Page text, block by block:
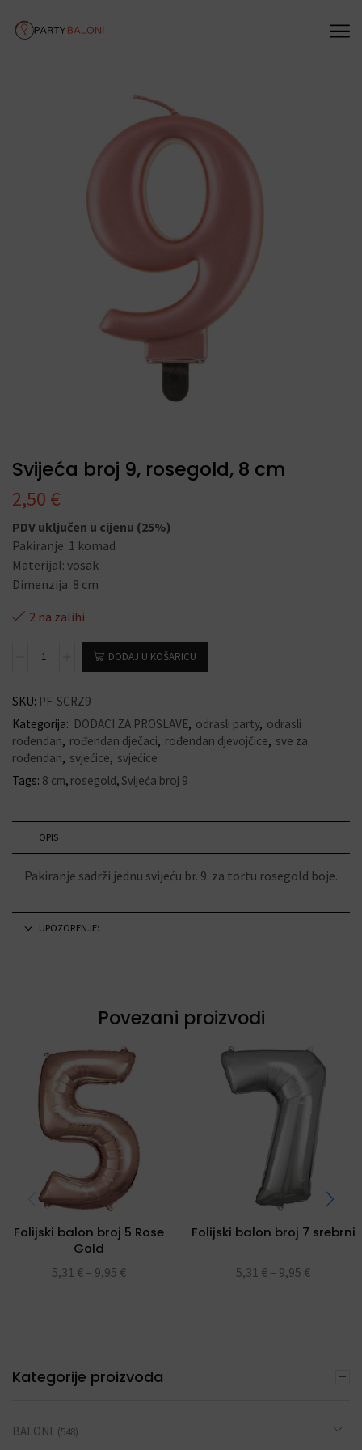
Svijeća broj 9, rosegold, 8 cm
2,50 €
PDV uključen u cijenu (25%)
Pakiranje: 1 komad
Materijal: vosak
Dimenzija: 8 cm
2 na zalihi
DODAJ U KOŠARICU
SKU: PF-SCRZ9
Kategorija: DODACI ZA PROSLAVE, odrasli party, odrasli
rođendan, rođendan dječaci, rođendan djevojčice, sve za
rođendan, svjećice, svjećice
Tags: 8 cm, rosegold,Svijeća broj 9
OPIS
Pakiranje sadrži jednu svijeću br. 9. za tortu rosegold boje.
UPOZORENJE:
Povezani proizvodi
Folijski balon broj 5 Rose
Gold
5,31 € – 9,95 €
Folijski balon broj 7 srebrni
5,31 € – 9,95 €
Kategorije proizvoda
BALONI (548)